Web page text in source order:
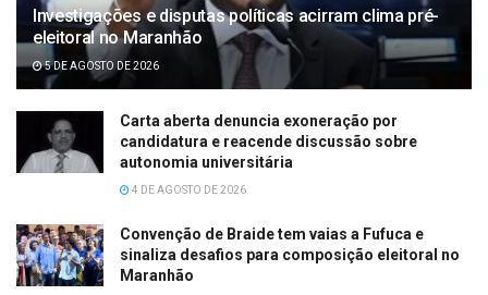
Investigações e disputas políticas acirram clima pré-
eleitoral no Maranhão
5 DE AGOSTO DE 2026
Carta aberta denuncia exoneração por
candidatura e reacende discussão sobre
autonomia universitária
4 DE AGOSTO DE 2026
Convenção de Braide tem vaias a Fufuca e
sinaliza desafios para composição eleitoral no
Maranhão